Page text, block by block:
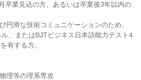
卒業見込の方、あるいは卒業後3年以内の
円滑な技術コミュニケーションのため、
、またはBJTビジネス日本語能力テスト4
有する方。
理等の理系専攻